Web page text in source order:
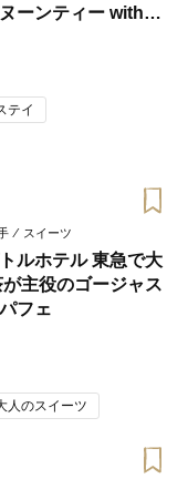
ーンティー with
テイ
/ スイーツ
ルホテル 東急で大
主役のゴージャス
フェ
人のスイーツ